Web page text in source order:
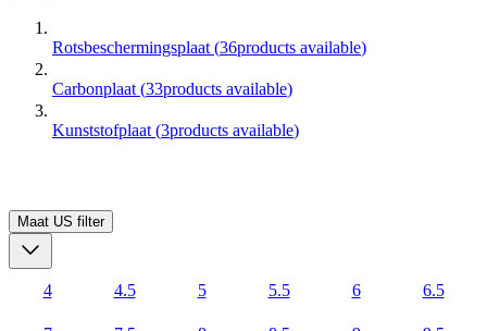
Rotsbeschermingsplaat (36products available)
Carbonplaat (33products available)
Kunststofplaat (3products available)
Maat US filter
4 4.5 5 5.5 6 6.5